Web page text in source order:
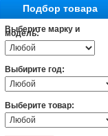
Подбор товара
Выберите марку и
модель:
Выбирите год:
Выберите товар: